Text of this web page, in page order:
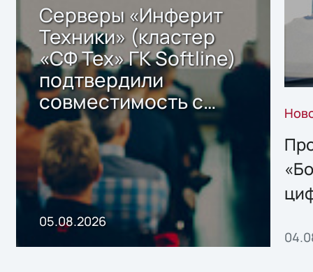
Серверы «Инферит
Техники» (кластер
«СФ Тех» ГК Softline)
подтвердили
совместимость с
решением Sharx
Storage 2.x для
хранения данных
05.08.2026